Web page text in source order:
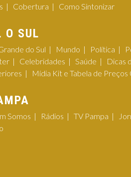
Cobertura Como Sintonizar
O SUL
do Sul Mundo Política
Celebridades Saúde Dicas
Mídia Kit e Tabela de Preços
Somos Rádios TV Pampa